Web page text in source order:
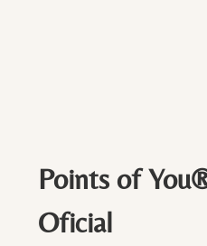
Points of
Oficial